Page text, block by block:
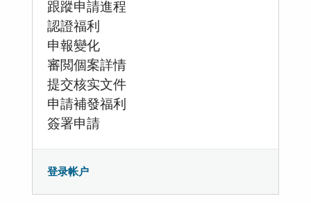
跟蹤申請進程
認證福利
申報變化
審閲個案詳情
提交核实文件
申請補發福利
簽署申請
登录帐户